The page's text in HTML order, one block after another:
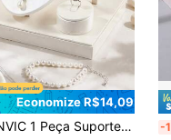
Economize R$14,09
Organizador Dividido de Colar e Brinco, Adequado para Armazenamento de Colar, Brinco, Anel, Organizador de Armazenamento de Joias, Bandeja de Armazenamento, Suporte de Exibição de Anel e Brinco, Suporte de Exibição de Balcão de Joias, Suporte de Exibição de Loja -